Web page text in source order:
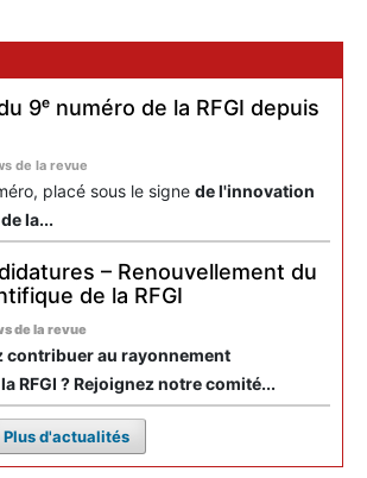
9ᵉ numéro de la RFGI depuis
de la revue
placé sous le signe de l'innovation
la...
– Renouvellement du
de la RFGI
de la revue
contribuer au rayonnement
RFGI ? Rejoignez notre comité...
Plus d'actualités